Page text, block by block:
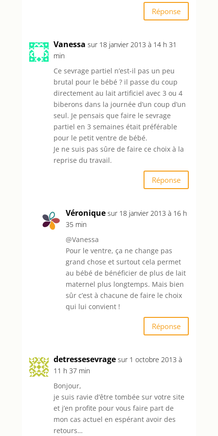
Réponse
Vanessa sur 18 janvier 2013 à 14 h 31
min
Ce sevrage partiel n’est-il pas un peu
brutal pour le bébé ? il passe du coup
directement au lait artificiel avec 3 ou 4
biberons dans la journée d’un coup d’un
seul. Je pensais que faire le sevrage
partiel en 3 semaines était préférable
pour le petit ventre de bébé.
Je ne suis pas sûre de faire ce choix à la
reprise du travail.
Réponse
Véronique sur 18 janvier 2013 à 16 h
35 min
@Vanessa
Pour le ventre, ça ne change pas
grand chose et surtout cela permet
au bébé de bénéficier de plus de lait
maternel plus longtemps. Mais bien
sûr c’est à chacune de faire le choix
qui lui convient !
Réponse
detressesevrage sur 1 octobre 2013 à
11 h 37 min
Bonjour,
je suis ravie d’être tombée sur votre site
et j’en profite pour vous faire part de
mon cas actuel en espérant avoir des
retours…